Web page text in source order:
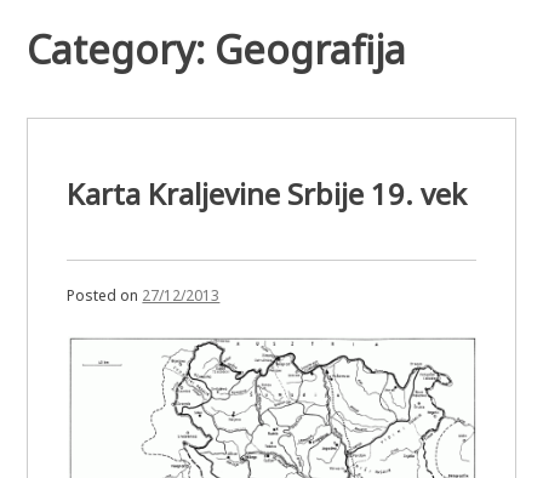
Category: Geografija
Karta Kraljevine Srbije 19. vek
Posted on 27/12/2013